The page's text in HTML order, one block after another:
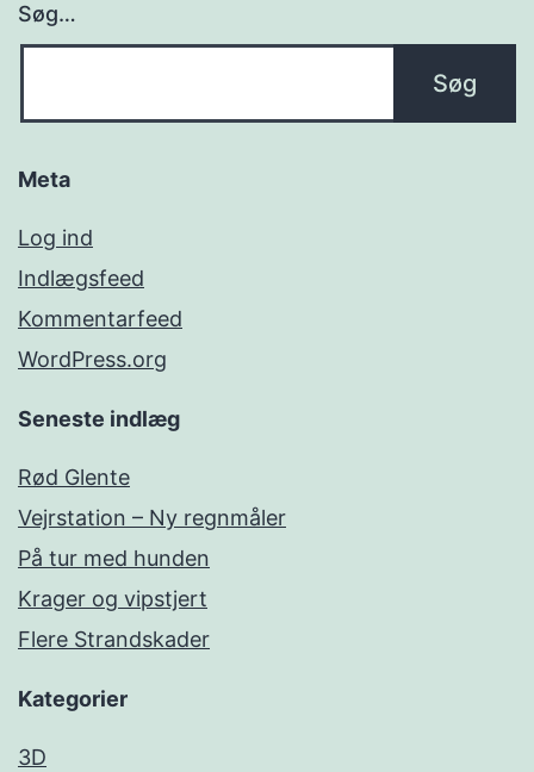
Søg…
Meta
Log ind
Indlægsfeed
Kommentarfeed
WordPress.org
Seneste indlæg
Rød Glente
Vejrstation – Ny regnmåler
På tur med hunden
Krager og vipstjert
Flere Strandskader
Kategorier
3D